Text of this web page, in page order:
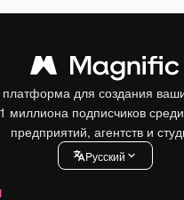
платформа для создания
миллиона подписчиков
предприятий, агентств и
Pусский